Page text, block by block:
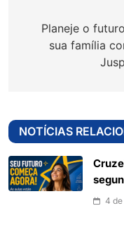
Post
Planeje o
sua família
NOTÍCIAS
4